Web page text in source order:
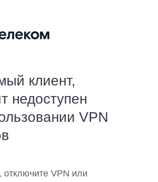
клиент,
недоступен
VPN
отключите VPN или